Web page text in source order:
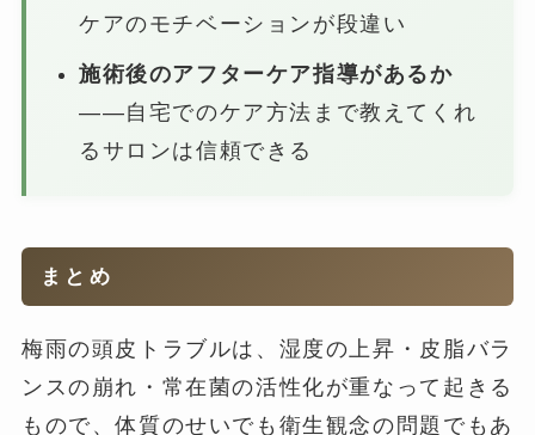
ケアのモチベーションが段違い
施術後のアフターケア指導があるか
——自宅でのケア方法まで教えてくれ
るサロンは信頼できる
まとめ
梅雨の頭皮トラブルは、湿度の上昇・皮脂バラ
ンスの崩れ・常在菌の活性化が重なって起きる
もので、体質のせいでも衛生観念の問題でもあ